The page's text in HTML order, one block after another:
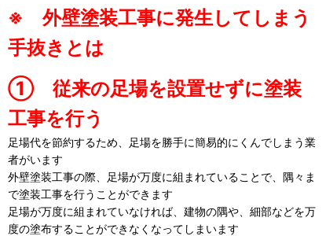
※ 外壁塗装工事に発生してしまう
手抜きとは
① 従来の足場を設置せずに塗装
工事を行う
足場代を節約するため、足場を勝手に簡易的にくんでしまう業
者がいます
外壁塗装工事の際、足場が万度に組まれていることで、隅々ま
で塗装工事を行うことができます
足場が万度に組まれていなければ、建物の隅や、細部などを万
度の塗布することができなくなってしまいます